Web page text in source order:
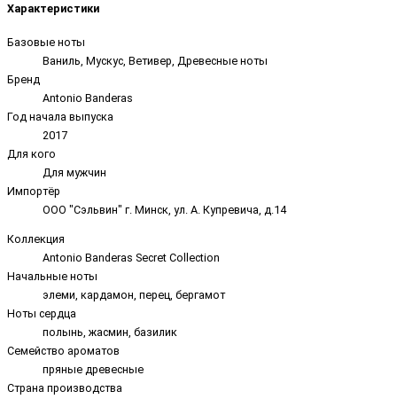
Характеристики
Базовые ноты
Ваниль, Мускус, Ветивер, Древесные ноты
Бренд
Antonio Banderas
Год начала выпуска
2017
Для кого
Для мужчин
Импортёр
ООО "Сэльвин" г. Минск, ул. А. Купревича, д.14
Коллекция
Antonio Banderas Secret Collection
Начальные ноты
элеми, кардамон, перец, бергамот
Ноты сердца
полынь, жасмин, базилик
Семейство ароматов
пряные древесные
Страна производства